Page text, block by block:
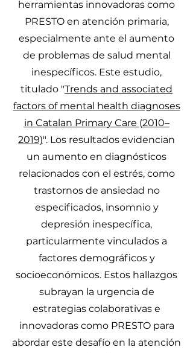
herramientas innovadoras como
PRESTO en atención primaria,
especialmente ante el aumento
de problemas de salud mental
inespecíficos. Este estudio,
titulado "Trends and associated
factors of mental health diagnoses
in Catalan Primary Care (2010–
2019)". Los resultados evidencian
un aumento en diagnósticos
relacionados con el estrés, como
trastornos de ansiedad no
especificados, insomnio y
depresión inespecífica,
particularmente vinculados a
factores demográficos y
socioeconómicos. Estos hallazgos
subrayan la urgencia de
estrategias colaborativas e
innovadoras como PRESTO para
abordar este desafío en la atención